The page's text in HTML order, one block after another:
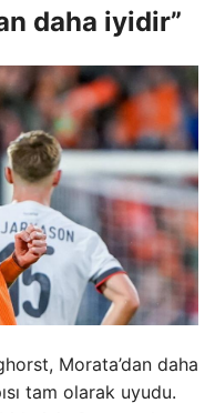
daha iyidir”
Morata’dan daha
tam olarak uyudu.